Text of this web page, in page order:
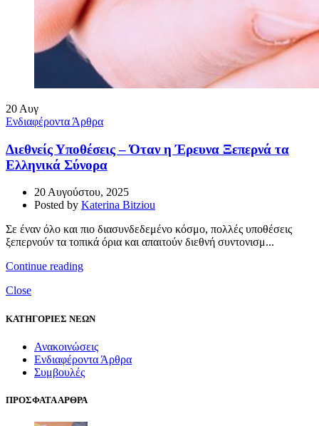
20 Αυγ
Ενδιαφέροντα Άρθρα
Διεθνείς Υποθέσεις – Όταν η Έρευνα Ξεπερνά τα
Ελληνικά Σύνορα
20 Αυγούστου, 2025
Posted by Katerina Bitziou
Σε έναν όλο και πιο διασυνδεδεμένο κόσμο, πολλές υποθέσεις
ξεπερνούν τα τοπικά όρια και απαιτούν διεθνή συντονισμ...
Continue reading
Close
ΚΑΤΗΓΟΡΙΕΣ ΝΕΩΝ
Ανακοινώσεις
Ενδιαφέροντα Άρθρα
Συμβουλές
ΠΡΟΣΦΑΤΑ ΑΡΘΡΑ